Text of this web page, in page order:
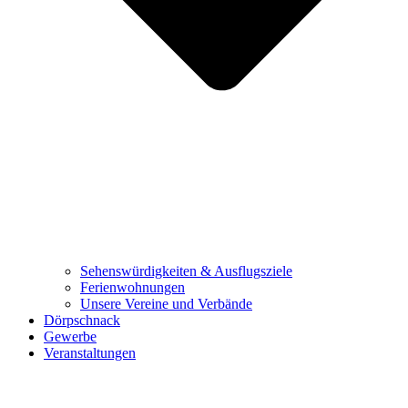
Sehenswürdigkeiten & Ausflugsziele
Ferienwohnungen
Unsere Vereine und Verbände
Dörpschnack
Gewerbe
Veranstaltungen